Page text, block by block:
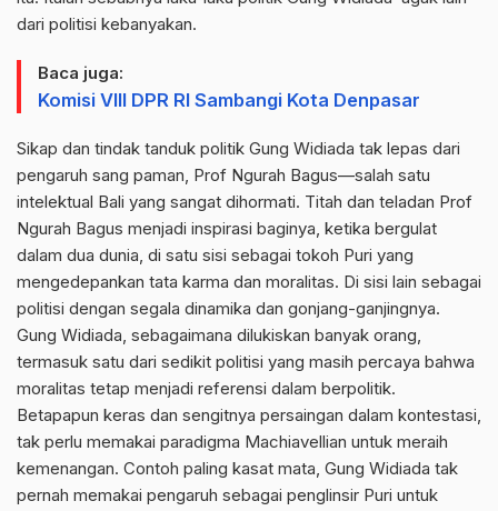
dari politisi kebanyakan.
Baca juga:
Komisi VIII DPR RI Sambangi Kota Denpasar
Sikap dan tindak tanduk politik Gung Widiada tak lepas dari
pengaruh sang paman, Prof Ngurah Bagus—salah satu
intelektual Bali yang sangat dihormati. Titah dan teladan Prof
Ngurah Bagus menjadi inspirasi baginya, ketika bergulat
dalam dua dunia, di satu sisi sebagai tokoh Puri yang
mengedepankan tata karma dan moralitas. Di sisi lain sebagai
politisi dengan segala dinamika dan gonjang-ganjingnya.
Gung Widiada, sebagaimana dilukiskan banyak orang,
termasuk satu dari sedikit politisi yang masih percaya bahwa
moralitas tetap menjadi referensi dalam berpolitik.
Betapapun keras dan sengitnya persaingan dalam kontestasi,
tak perlu memakai paradigma Machiavellian untuk meraih
kemenangan. Contoh paling kasat mata, Gung Widiada tak
pernah memakai pengaruh sebagai penglinsir Puri untuk